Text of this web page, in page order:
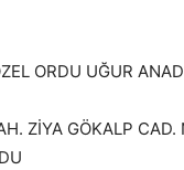
ORDU UĞUR
ZİYA GÖKALP CAD.